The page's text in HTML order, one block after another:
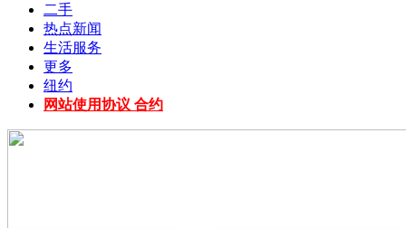
二手
热点新闻
生活服务
更多
纽约
网站使用协议 合约